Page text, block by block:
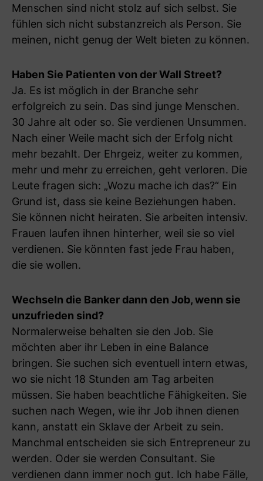
Menschen sind nicht stolz auf sich selbst. Sie
fühlen sich nicht substanzreich als Person. Sie
meinen, nicht genug der Welt bieten zu können.
Haben Sie Patienten von der Wall Street?
Ja. Es ist möglich in der Branche sehr
erfolgreich zu sein. Das sind junge Menschen.
30 Jahre alt oder so. Sie verdienen Unsummen.
Nach einer Weile macht sich der Erfolg nicht
mehr bezahlt. Der Ehrgeiz, weiter zu kommen,
mehr und mehr zu erreichen, geht verloren. Die
Leute fragen sich: „Wozu mache ich das?“ Ein
Grund ist, dass sie keine Beziehungen haben.
Sie können nicht heiraten. Sie arbeiten intensiv.
Frauen laufen ihnen hinterher, weil sie so viel
verdienen. Sie könnten fast jede Frau haben,
die sie wollen.
Wechseln die Banker dann den Job, wenn sie
unzufrieden sind?
Normalerweise behalten sie den Job. Sie
möchten aber ihr Leben in eine Balance
bringen. Sie suchen sich eventuell intern etwas,
wo sie nicht 18 Stunden am Tag arbeiten
müssen. Sie haben beachtliche Fähigkeiten. Sie
suchen nach Wegen, wie ihr Job ihnen dienen
kann, anstatt ein Sklave der Arbeit zu sein.
Manchmal entscheiden sie sich Entrepreneur zu
werden. Oder sie werden Consultant. Sie
verdienen dann immer noch gut. Ich habe Fälle,